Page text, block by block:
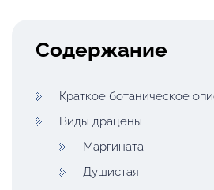
Содержание
Краткое ботаническое
Виды драцены
Маргината
Душистая